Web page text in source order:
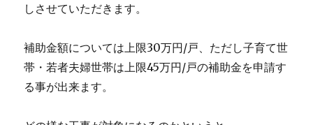
しさせていただきます。
補助金額については上限30万円/戸、ただし子育て世
帯・若者夫婦世帯は上限45万円/戸の補助金を申請す
る事が出来ます。